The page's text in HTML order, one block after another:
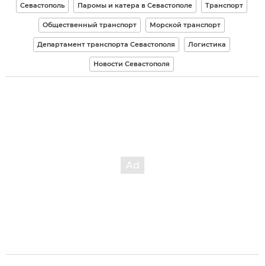
Севастополь Паромы и катера в Севастополе Транспорт
Общественный транспорт Морской транспорт
Департамент транспорта Севастополя Логистика
Новости Севастополя